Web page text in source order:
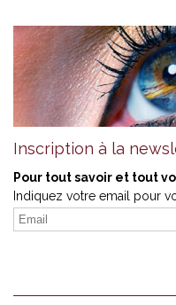
Inscription à la
Pour tout savoir et tout
Indiquez votre email pour